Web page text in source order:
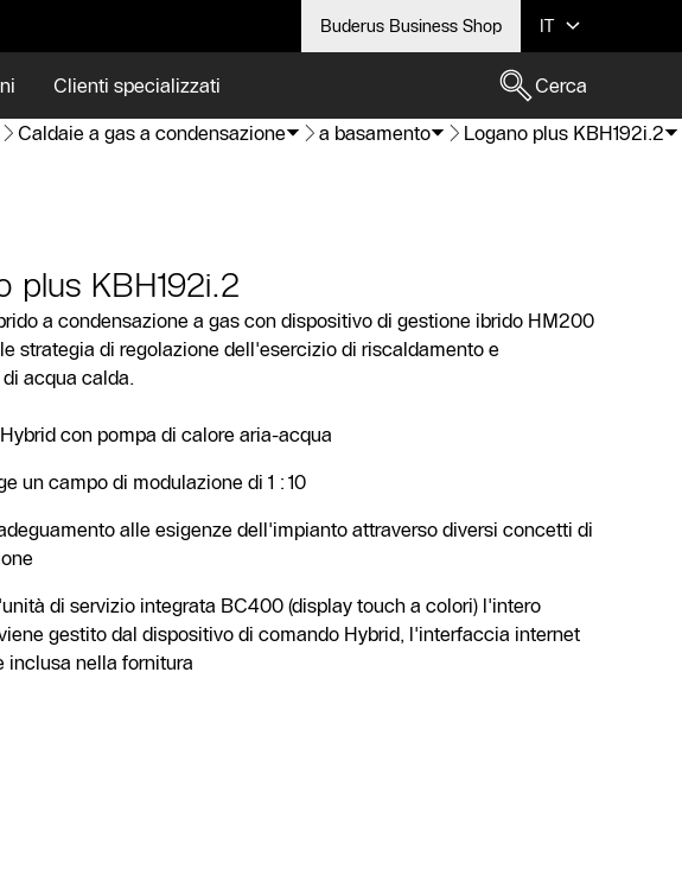
Buderus Business Shop IT
Clienti specializzati
Cerca
Caldaie a gas a condensazione a basamento Logano plus KBH192i.2
plus KBH192i.2
a condensazione a gas con dispositivo di gestione ibrido HM200
strategia di regolazione dell'esercizio di riscaldamento e
acqua calda.
con pompa di calore aria-acqua
un campo di modulazione di 1 : 10
alle esigenze dell'impianto attraverso diversi concetti di
di servizio integrata BC400 (display touch a colori) l'intero
gestito dal dispositivo di comando Hybrid, l'interfaccia internet
inclusa nella fornitura